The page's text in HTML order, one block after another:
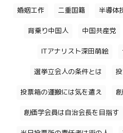
婚姻工作 二重国籍 半導体
背乗り中国人 中国共産党
ITアナリスト深田萌絵
選挙立会人の条件とは
投票箱の運搬には気を遣え
創価学会員は自治会長を目指す